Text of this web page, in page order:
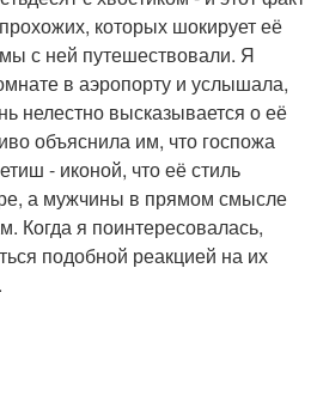
которых шокирует её
с ней путешествовали. Я
в аэропорту и услышала,
нелестно высказывается о её
объяснила им, что госпожа
- иконой, что её стиль
а мужчины в прямом смысле
Когда я поинтересовалась,
подобной реакцией на их